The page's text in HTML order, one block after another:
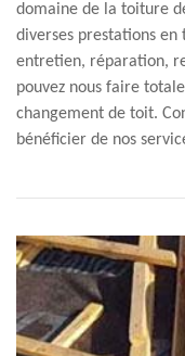
domaine de la toiture
diverses prestations
entretien, réparation,
pouvez nous faire
changement de toit.
bénéficier de nos